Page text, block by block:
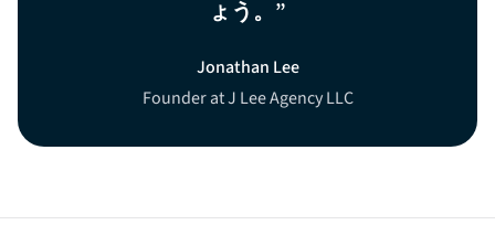
ょう。
Jonathan Lee
Founder at J Lee Agency LLC